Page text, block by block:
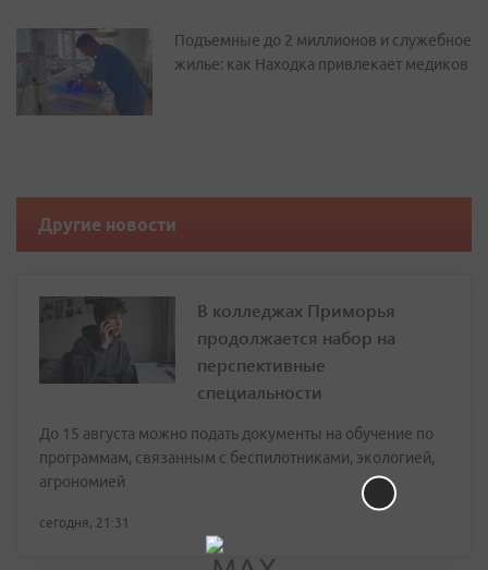
Подъемные до 2 миллионов и служебное
жилье: как Находка привлекает медиков
Другие новости
В колледжах Приморья
продолжается набор на
перспективные
специальности
До 15 августа можно подать документы на обучение по
программам, связанным с беспилотниками, экологией,
агрономией
сегодня, 21:31